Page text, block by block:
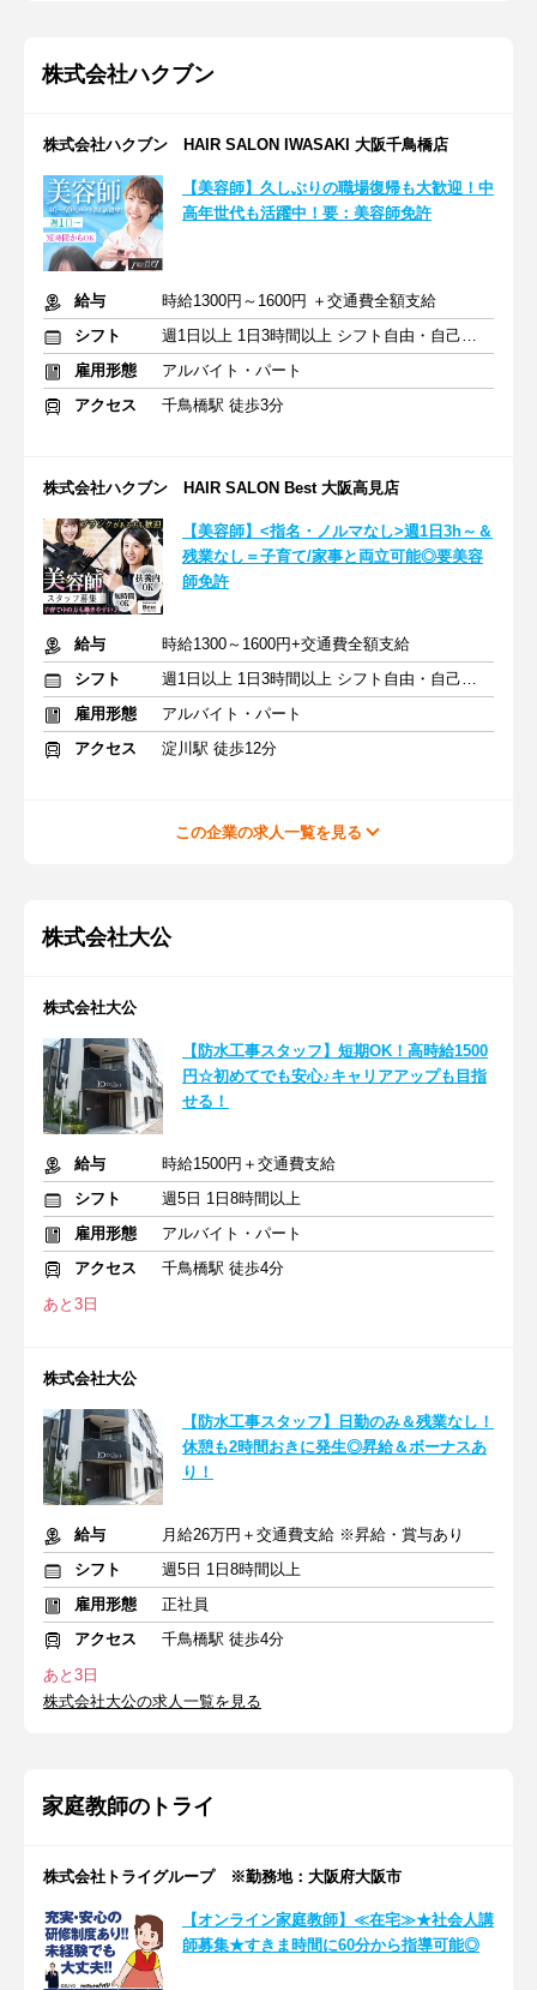
株式会社ハクブン
株式会社ハクブン HAIR SALON IWASAKI 大阪千鳥橋店
【美容師】久しぶりの職場復帰も大歓迎！中
高年世代も活躍中！要：美容師免許
給与
時給1300円～1600円 ＋交通費全額支給
シフト
週1日以上 1日3時間以上 シフト自由・自己申告
雇用形態
アルバイト・パート
アクセス
千鳥橋駅 徒歩3分
株式会社ハクブン HAIR SALON Best 大阪高見店
【美容師】<指名・ノルマなし>週1日3h～＆
残業なし＝子育て/家事と両立可能◎要美容
師免許
給与
時給1300～1600円+交通費全額支給
シフト
週1日以上 1日3時間以上 シフト自由・自己申告
雇用形態
アルバイト・パート
アクセス
淀川駅 徒歩12分
この企業の求人一覧を見る
株式会社大公
株式会社大公
【防水工事スタッフ】短期OK！高時給1500
円☆初めてでも安心♪キャリアアップも目指
せる！
給与
時給1500円＋交通費支給
シフト
週5日 1日8時間以上
雇用形態
アルバイト・パート
アクセス
千鳥橋駅 徒歩4分
あと3日
株式会社大公
【防水工事スタッフ】日勤のみ＆残業なし！
休憩も2時間おきに発生◎昇給＆ボーナスあ
り！
給与
月給26万円＋交通費支給 ※昇給・賞与あり
シフト
週5日 1日8時間以上
雇用形態
正社員
アクセス
千鳥橋駅 徒歩4分
あと3日
株式会社大公の求人一覧を見る
家庭教師のトライ
株式会社トライグループ ※勤務地：大阪府大阪市
【オンライン家庭教師】≪在宅≫★社会人講
師募集★すきま時間に60分から指導可能◎